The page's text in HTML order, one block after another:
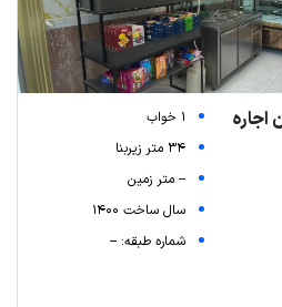
1 خواب
34 متر زیربنا
-- متر زمین
سال ساخت 1400
شماره طبقه: --